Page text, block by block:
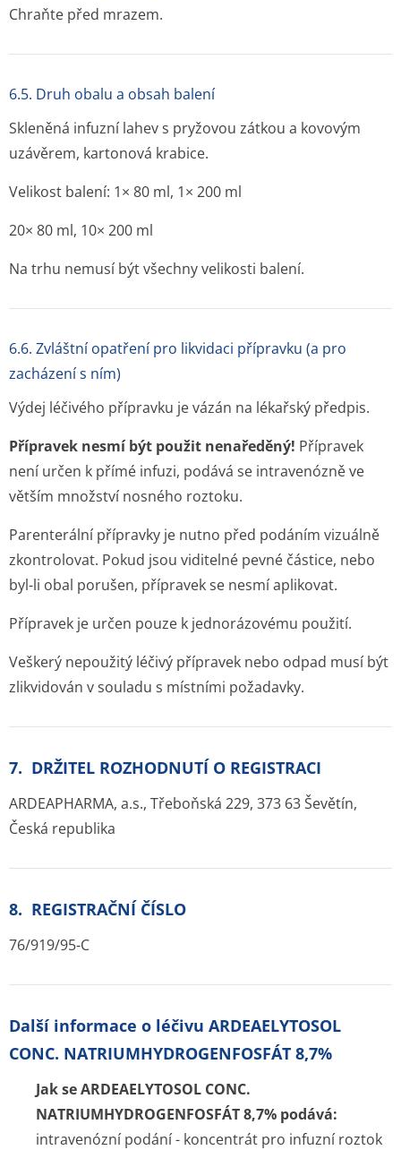
Chraňte před mrazem.
6.5. Druh obalu a obsah balení
Skleněná infuzní lahev s pryžovou zátkou a kovovým
uzávěrem, kartonová krabice.
Velikost balení: 1× 80 ml, 1× 200 ml
20× 80 ml, 10× 200 ml
Na trhu nemusí být všechny velikosti balení.
6.6. Zvláštní opatření pro likvidaci přípravku (a pro
zacházení s ním)
Výdej léčivého přípravku je vázán na lékařský předpis.
Přípravek nesmí být použit nenaředěný! Přípravek
není určen k přímé infuzi, podává se intravenózně ve
větším množství nosného roztoku.
Parenterální přípravky je nutno před podáním vizuálně
zkontrolovat. Pokud jsou viditelné pevné částice, nebo
byl-li obal porušen, přípravek se nesmí aplikovat.
Přípravek je určen pouze k jednorázovému použití.
Veškerý nepoužitý léčivý přípravek nebo odpad musí být
zlikvidován v souladu s místními požadavky.
7. DRŽITEL ROZHODNUTÍ O REGISTRACI
ARDEAPHARMA, a.s., Třeboňská 229, 373 63 Ševětín,
Česká republika
8. REGISTRAČNÍ ČÍSLO
76/919/95-C
Další informace o léčivu ARDEAELYTOSOL
CONC. NATRIUMHYDROGENFOSFÁT 8,7%
Jak se ARDEAELYTOSOL CONC.
NATRIUMHYDROGENFOSFÁT 8,7% podává:
intravenózní podání - koncentrát pro infuzní roztok